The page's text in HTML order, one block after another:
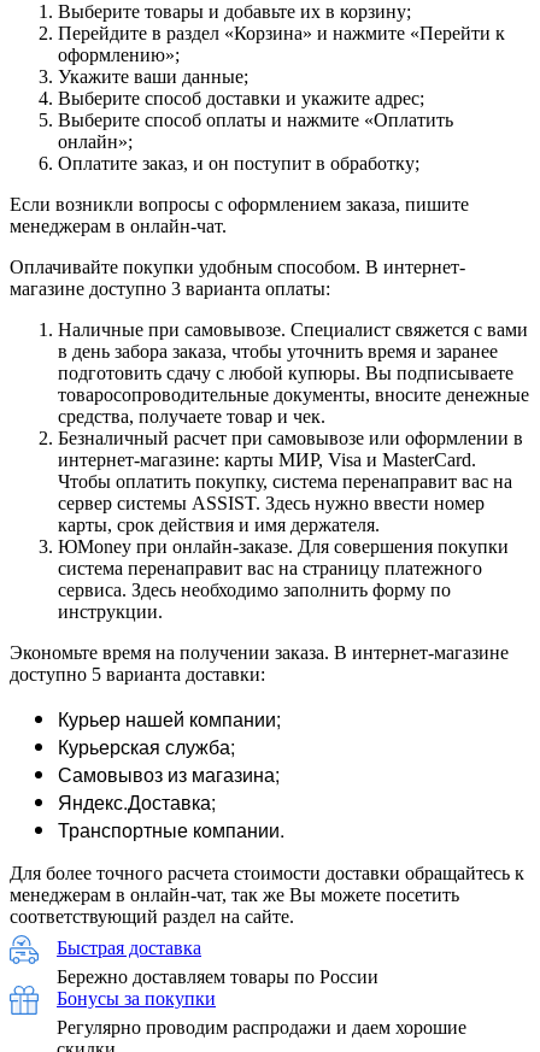
Выберите товары и добавьте их в корзину;
Перейдите в раздел «Корзина» и нажмите «Перейти к
оформлению»;
Укажите ваши данные;
Выберите способ доставки и укажите адрес;
Выберите способ оплаты и нажмите «Оплатить
онлайн»;
Оплатите заказ, и он поступит в обработку;
Если возникли вопросы с оформлением заказа, пишите
менеджерам в онлайн-чат.
Оплачивайте покупки удобным способом. В интернет-
магазине доступно 3 варианта оплаты:
Наличные при самовывозе. Специалист свяжется с вами
в день забора заказа, чтобы уточнить время и заранее
подготовить сдачу с любой купюры. Вы подписываете
товаросопроводительные документы, вносите денежные
средства, получаете товар и чек.
Безналичный расчет при самовывозе или оформлении в
интернет-магазине: карты МИР, Visa и MasterCard.
Чтобы оплатить покупку, система перенаправит вас на
сервер системы ASSIST. Здесь нужно ввести номер
карты, срок действия и имя держателя.
ЮMoney при онлайн-заказе. Для совершения покупки
система перенаправит вас на страницу платежного
сервиса. Здесь необходимо заполнить форму по
инструкции.
Экономьте время на получении заказа. В интернет-магазине
доступно 5 варианта доставки:
Курьер нашей компании;
Курьерская служба;
Самовывоз из магазина;
Яндекс.Доставка;
Транспортные компании.
Для более точного расчета стоимости доставки обращайтесь к
менеджерам в онлайн-чат, так же Вы можете посетить
соответствующий раздел на сайте.
Быстрая доставка
Бережно доставляем товары по России
Бонусы за покупки
Регулярно проводим распродажи и даем хорошие